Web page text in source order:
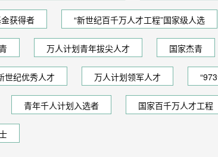
获得者 “新世纪百千万人才工程”国家级人选
万人计划青年拔尖人才 国家杰青
世纪优秀人才 万人计划领军人才
青年千人计划入选者 国家百千万人才工程